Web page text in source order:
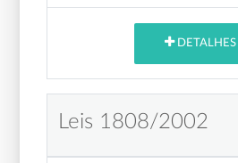
DETALHES
Leis 1808/2002